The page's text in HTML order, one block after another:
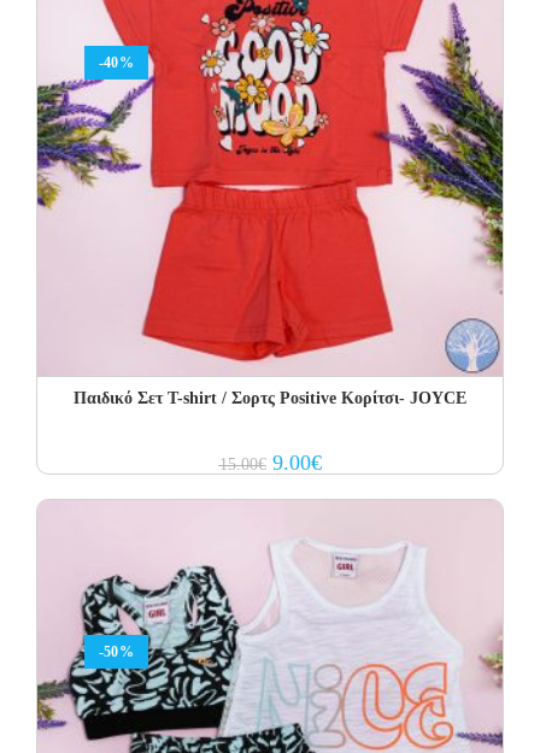
-40%
Παιδικό Σετ Τ-shirt / Σορτς Positive Κορίτσι- JOYCE
15.00€ Original
price
9.00€Current
price
-50%